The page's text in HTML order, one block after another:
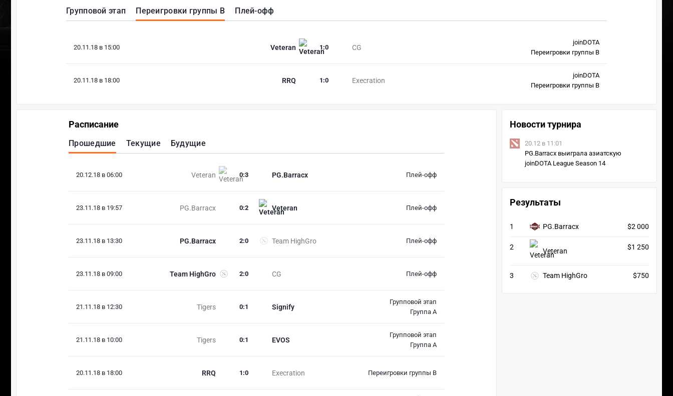
Групповой этап Переигровки группы B Плей-офф
20.11.18 в 15:00 Veteran CG
1 :0
joinDOTA
Переигровки группы B
20.11.18 в 18:00 RRQ Execration
1 :0
joinDOTA
Переигровки группы B
Расписание
Прошедшие Текущие Будущие
20.12.18 в 06:00 Veteran PG.Barracx
0:3 Плей-офф
23.11.18 в 19:57 PG.Barracx Veteran
0:2 Плей-офф
23.11.18 в 13:30 PG.Barracx Team HighGro
2:0 Плей-офф
23.11.18 в 09:00 Team HighGro CG
2:0 Плей-офф
21.11.18 в 12:30 Tigers Signify
0:1
Групповой этап
Группа A
21.11.18 в 10:00 Tigers EVOS
0:1
Групповой этап
Группа A
20.11.18 в 18:00 RRQ Execration
1 :0 Переигровки группы B
Новости турнира
20.12 в 11:01
PG.Barracx выиграла азиатскую
joinDOTA League Season 14
Результаты
1 PG.Barracx $2 000
2 Veteran $1 250
3 Team HighGro $750